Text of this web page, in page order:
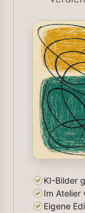
KI-Bilder
Im Atelier
Eigene